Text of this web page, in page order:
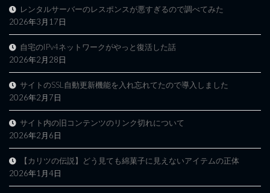
レンタルサーバーのレスポンスが悪すぎるので調べてみた
2026年3月17日
自宅のIPv4ネットワークがやっと復活した話
2026年2月28日
サイトのSSL自動更新機能を入れ忘れてたので導入しました
2026年2月7日
サイト内の旧コンテンツのリンク切れについて
2026年2月6日
【カリツの伝説】どう見ても綿菓子に見えないアイテムの正体
2026年1月4日